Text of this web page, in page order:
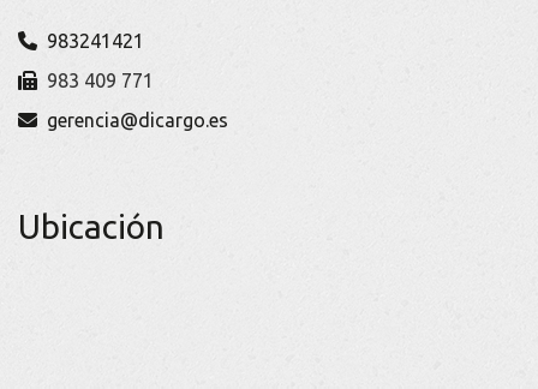
983241421
983 409 771
gerencia
dicargo.es
Ubicación